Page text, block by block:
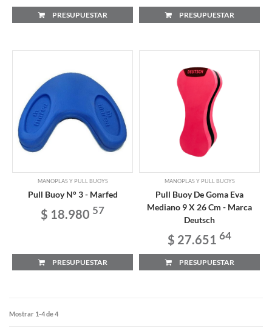
PRESUPUESTAR PRESUPUESTAR
MANOPLAS Y PULL BUOYS
Pull Buoy N° 3 - Marfed
$ 18.980 57
PRESUPUESTAR
MANOPLAS Y PULL BUOYS
Pull Buoy De Goma Eva
Mediano 9 X 26 Cm - Marca
Deutsch
$ 27.651 64
PRESUPUESTAR
Mostrar 1-4 de 4